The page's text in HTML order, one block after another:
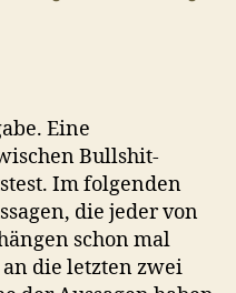
Eine
Bullshit-
Im folgenden
die jeder von
schon mal
an die letzten zwei